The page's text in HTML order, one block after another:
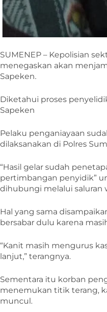
SUMENEP – Kepolisian
menegaskan akan
Sapeken.
Diketahui proses
Sapeken
Pelaku penganiayaan
dilaksanakan di Polres
“Hasil gelar sudah
pertimbangan penyidik”
dihubungi melalui saluran
Hal yang sama
bersabar dulu karena
“Kanit masih mengurus
lanjut,” terangnya.
Sementara itu korban
menemukan titik terang,
muncul.